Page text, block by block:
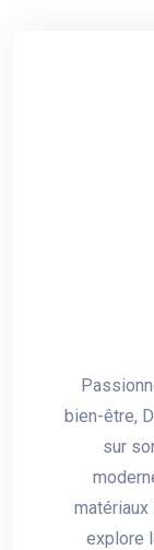
bien-être,
sur
explore